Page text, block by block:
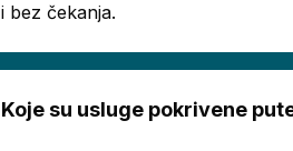
i bez čekanja.
Koje su usluge pokrivene